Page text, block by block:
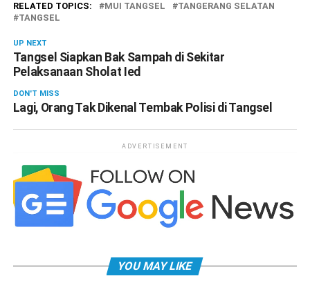
RELATED TOPICS: MUI TANGSEL
TANGERANG SELATAN
TANGSEL
UP NEXT
Tangsel Siapkan Bak Sampah di Sekitar
Pelaksanaan Sholat Ied
DON'T MISS
Lagi, Orang Tak Dikenal Tembak Polisi di Tangsel
ADVERTISEMENT
YOU MAY LIKE